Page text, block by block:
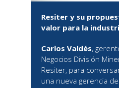
Resiter y su
valor para la
Carlos Valdés,
Negocios División
Resiter, para
una nueva gerencia